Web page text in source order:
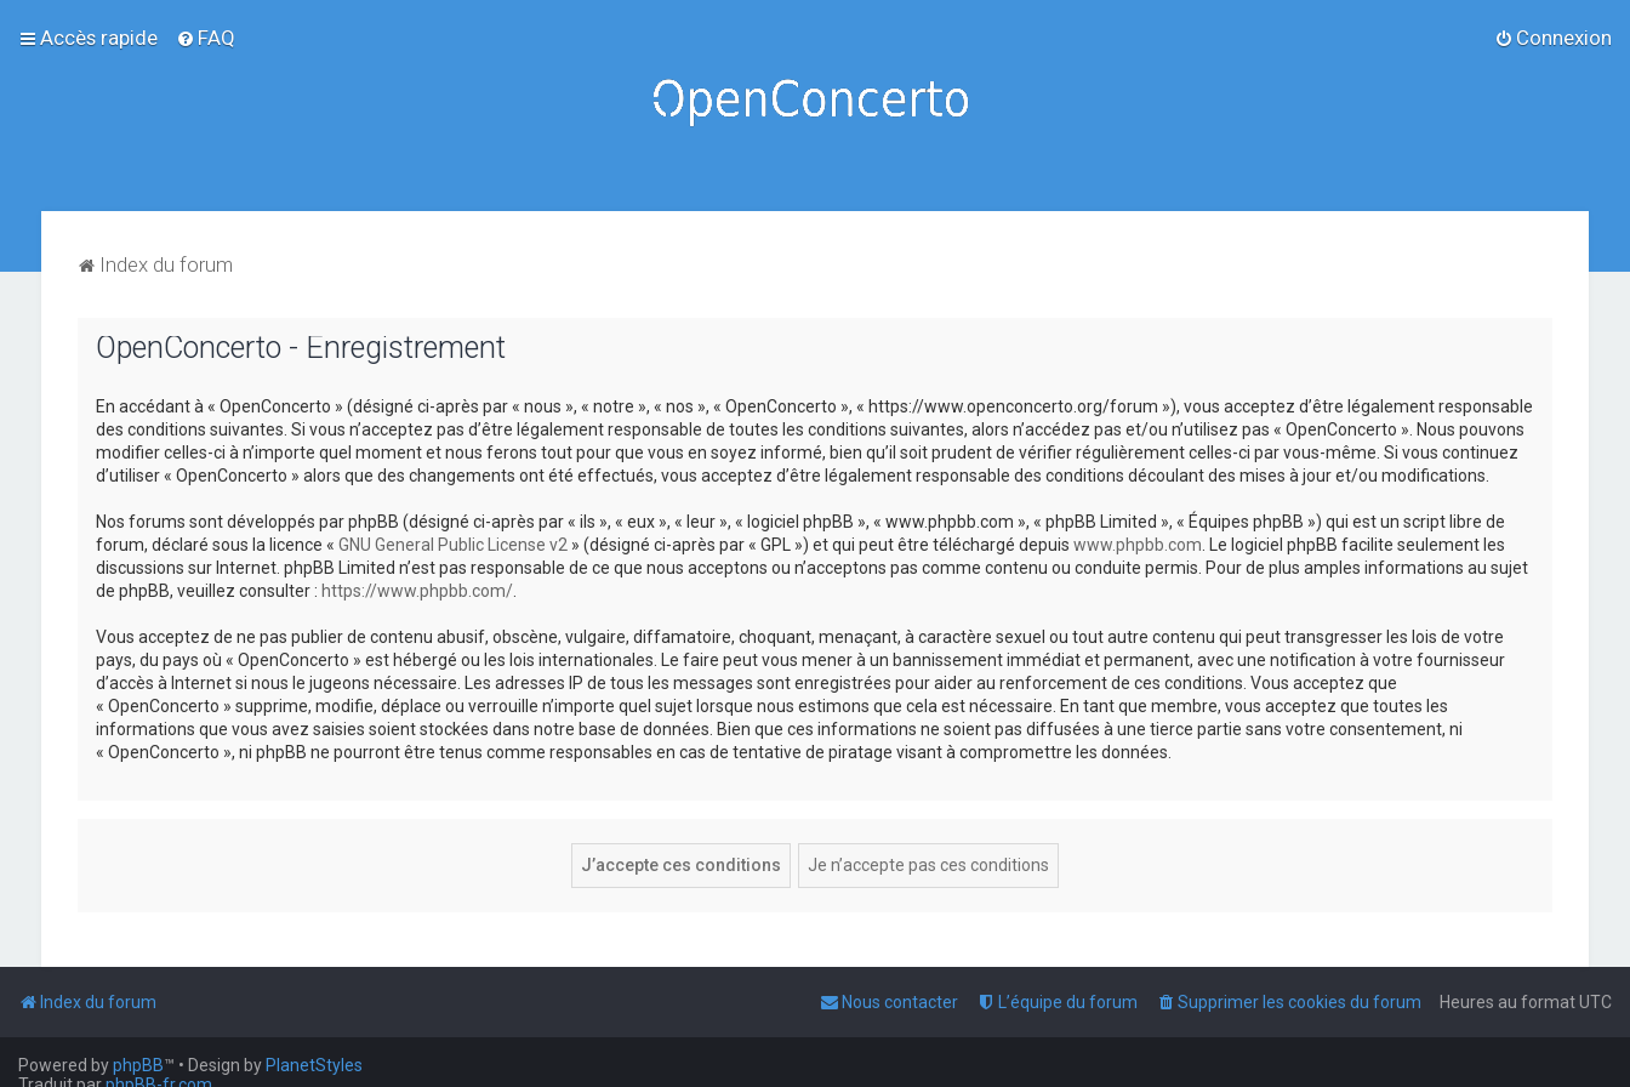
Accès rapide FAQ Connexion
Index du forum
OpenConcerto - Enregistrement
En accédant à « OpenConcerto » (désigné ci-après par « nous », « notre », « nos », « OpenConcerto », « https://www.openconcerto.org/forum »), vous acceptez d’être légalement responsable
des conditions suivantes. Si vous n’acceptez pas d’être légalement responsable de toutes les conditions suivantes, alors n’accédez pas et/ou n’utilisez pas « OpenConcerto ». Nous pouvons
modifier celles-ci à n’importe quel moment et nous ferons tout pour que vous en soyez informé, bien qu’il soit prudent de vérifier régulièrement celles-ci par vous-même. Si vous continuez
d’utiliser « OpenConcerto » alors que des changements ont été effectués, vous acceptez d’être légalement responsable des conditions découlant des mises à jour et/ou modifications.
Nos forums sont développés par phpBB (désigné ci-après par « ils », « eux », « leur », « logiciel phpBB », « www.phpbb.com », « phpBB Limited », « Équipes phpBB ») qui est un script libre de
forum, déclaré sous la licence « GNU General Public License v2 » (désigné ci-après par « GPL ») et qui peut être téléchargé depuis www.phpbb.com . Le logiciel phpBB facilite seulement les
discussions sur Internet. phpBB Limited n’est pas responsable de ce que nous acceptons ou n’acceptons pas comme contenu ou conduite permis. Pour de plus amples informations au sujet
de phpBB, veuillez consulter : https://www.phpbb.com/.
Vous acceptez de ne pas publier de contenu abusif, obscène, vulgaire, diffamatoire, choquant, menaçant, à caractère sexuel ou tout autre contenu qui peut transgresser les lois de votre
pays, du pays où « OpenConcerto » est hébergé ou les lois internationales. Le faire peut vous mener à un bannissement immédiat et permanent, avec une notification à votre fournisseur
d’accès à Internet si nous le jugeons nécessaire. Les adresses IP de tous les messages sont enregistrées pour aider au renforcement de ces conditions. Vous acceptez que
« OpenConcerto » supprime, modifie, déplace ou verrouille n’importe quel sujet lorsque nous estimons que cela est nécessaire. En tant que membre, vous acceptez que toutes les
informations que vous avez saisies soient stockées dans notre base de données. Bien que ces informations ne soient pas diffusées à une tierce partie sans votre consentement, ni
« OpenConcerto », ni phpBB ne pourront être tenus comme responsables en cas de tentative de piratage visant à compromettre les données.
Index du forum Heures au formatUTC
Supprimer les cookies du forum
L’équipe du forum
Nous contacter
Powered byphpBB™ • Design by PlanetStyles